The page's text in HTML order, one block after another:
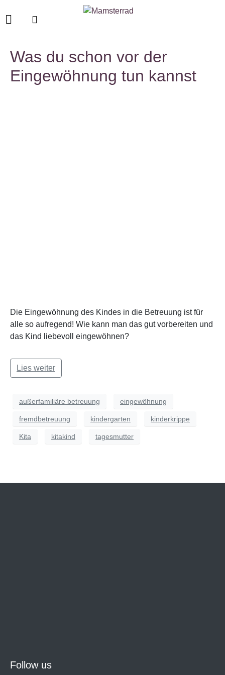
Was du schon vor der
Eingewöhnung tun kannst
Die Eingewöhnung des Kindes in die Betreuung ist für
alle so aufregend! Wie kann man das gut vorbereiten und
das Kind liebevoll eingewöhnen?
Lies weiter
außerfamiliäre betreuung eingewöhnung
fremdbetreuung kindergarten kinderkrippe
Kita kitakind tagesmutter
Follow us